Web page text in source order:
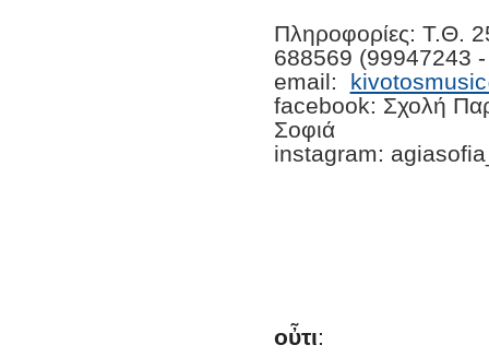
Πληροφορίες: Τ.Θ.
688569 (99947243
email:
facebook: Σχολή
Σοφιά
instagram:
οὖτι: